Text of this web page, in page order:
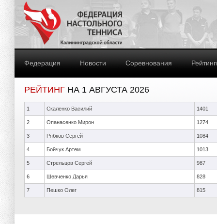
Федерация Новости Соревнования
РЕЙТИНГ НА 1 АВГУСТА 2026
1 Скаленко Василий 1401
2 Опанасенко Мирон 1274
3 Рябков Сергей 1084
4 Бойчук Артем 1013
5 Стрельцов Сергей 987
6 Шевченко Дарья 828
7 Пешко Олег 815